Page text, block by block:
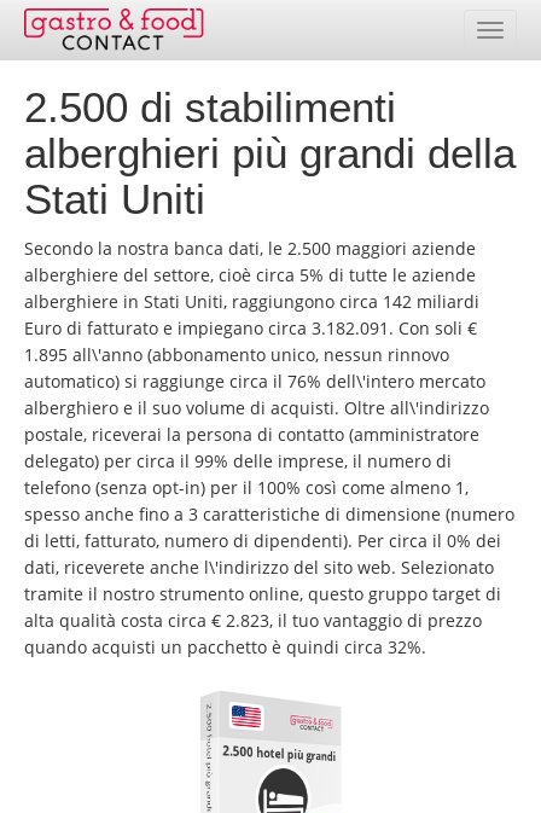
Banca dati
Elenco paesi
Pacchetti indirizzi
Selezione online
Prezzi
Prestazioni
Contatto
Area clienti
Cambiare lingua:
Deutsch
American English
British English
Italiano
Español
2.500 di stabilimenti
alberghieri più grandi della
Stati Uniti
Secondo la nostra banca dati, le 2.500 maggiori aziende
alberghiere del settore, cioè circa 5% di tutte le aziende
alberghiere in Stati Uniti, raggiungono circa 142 miliardi
Euro di fatturato e impiegano circa 3.182.091. Con soli €
1.895 all\'anno (abbonamento unico, nessun rinnovo
automatico) si raggiunge circa il 76% dell\'intero mercato
alberghiero e il suo volume di acquisti. Oltre all\'indirizzo
postale, riceverai la persona di contatto (amministratore
delegato) per circa il 99% delle imprese, il numero di
telefono (senza opt-in) per il 100% così come almeno 1,
spesso anche fino a 3 caratteristiche di dimensione (numero
di letti, fatturato, numero di dipendenti). Per circa il 0% dei
dati, riceverete anche l\'indirizzo del sito web. Selezionato
tramite il nostro strumento online, questo gruppo target di
alta qualità costa circa € 2.823, il tuo vantaggio di prezzo
quando acquisti un pacchetto è quindi circa 32%.
2.500 hotel più grandi 2.500 hotel più grandi